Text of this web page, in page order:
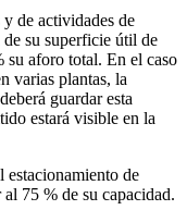
de actividades de
su superficie útil de
su aforo total. En el caso
varias plantas, la
guardar esta
estará visible en la
estacionamiento de
75 % de su capacidad.